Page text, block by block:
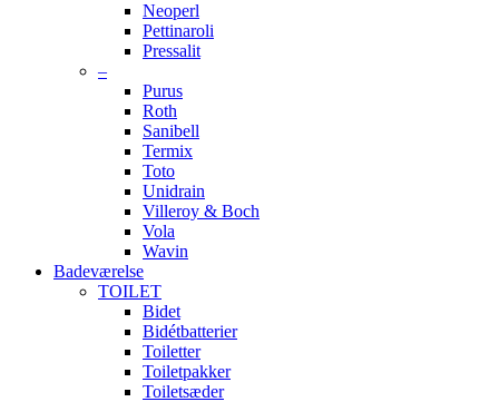
Neoperl
Pettinaroli
Pressalit
–
Purus
Roth
Sanibell
Termix
Toto
Unidrain
Villeroy & Boch
Vola
Wavin
Badeværelse
TOILET
Bidet
Bidétbatterier
Toiletter
Toiletpakker
Toiletsæder